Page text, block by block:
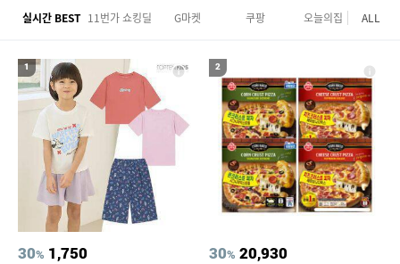
17 하이원 워터월드 18 테프론 테이프
중고음료수냉장고 스투시 키즈
ALL
실시간 BEST 11번가 쇼킹딜 G마켓 쿠팡 오늘의집 홈앤
1
30% 1,750
2
30% 20,930